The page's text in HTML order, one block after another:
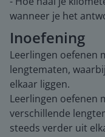
wanneer je het
Inoefening
Leerlingen oefenen
lengtematen,
elkaar liggen.
Leerlingen oefenen
verschillende
steeds verder uit